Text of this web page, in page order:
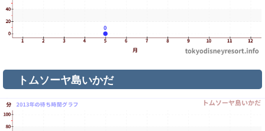
トムソーヤ島いかだ